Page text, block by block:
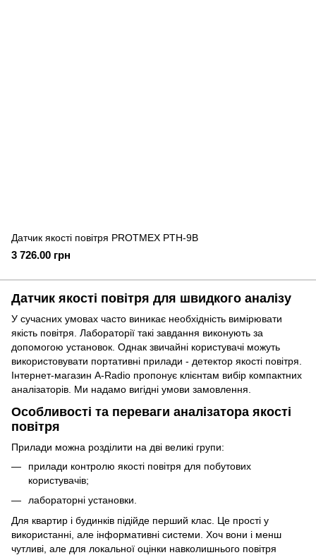
Датчик якості повітря PROTMEX PTH-9B
3 726.00 грн
Датчик якості повітря для швидкого аналізу
У сучасних умовах часто виникає необхідність вимірювати
якість повітря. Лабораторії такі завдання виконують за
допомогою установок. Однак звичайні користувачі можуть
використовувати портативні прилади - детектор якості повітря.
Інтернет-магазин A-Radio пропонує клієнтам вибір компактних
аналізаторів. Ми надамо вигідні умови замовлення.
Особливості та переваги аналізатора якості
повітря
Прилади можна розділити на дві великі групи:
прилади контролю якості повітря для побутових
користувачів;
лабораторні установки.
Для квартир і будинків підійде перший клас. Це прості у
використанні, але інформативні системи. Хоч вони і менш
чутливі, але для локальної оцінки навколишнього повітря